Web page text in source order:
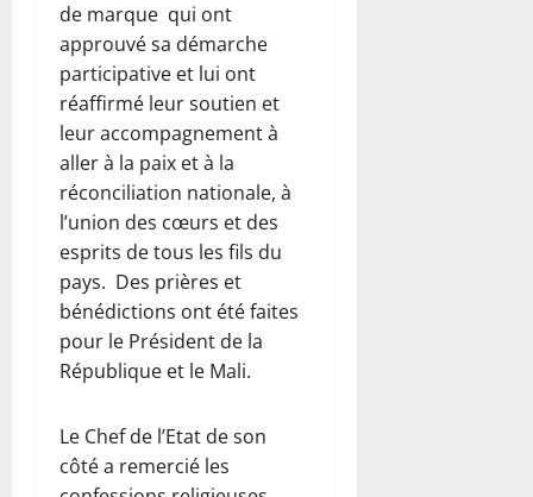
de marque qui ont
approuvé sa démarche
participative et lui ont
réaffirmé leur soutien et
leur accompagnement à
aller à la paix et à la
réconciliation nationale, à
l’union des cœurs et des
esprits de tous les fils du
pays. Des prières et
bénédictions ont été faites
pour le Président de la
République et le Mali.
Le Chef de l’Etat de son
côté a remercié les